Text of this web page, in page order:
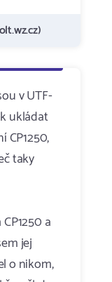
v UTF-
ukládat
CP1250,
taky
a
jej
o nikom,